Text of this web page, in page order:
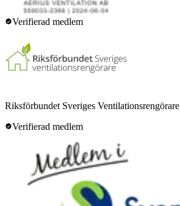
Verifierad medlem
Riksförbundet Sveriges Ventilationsrengörare
Verifierad medlem